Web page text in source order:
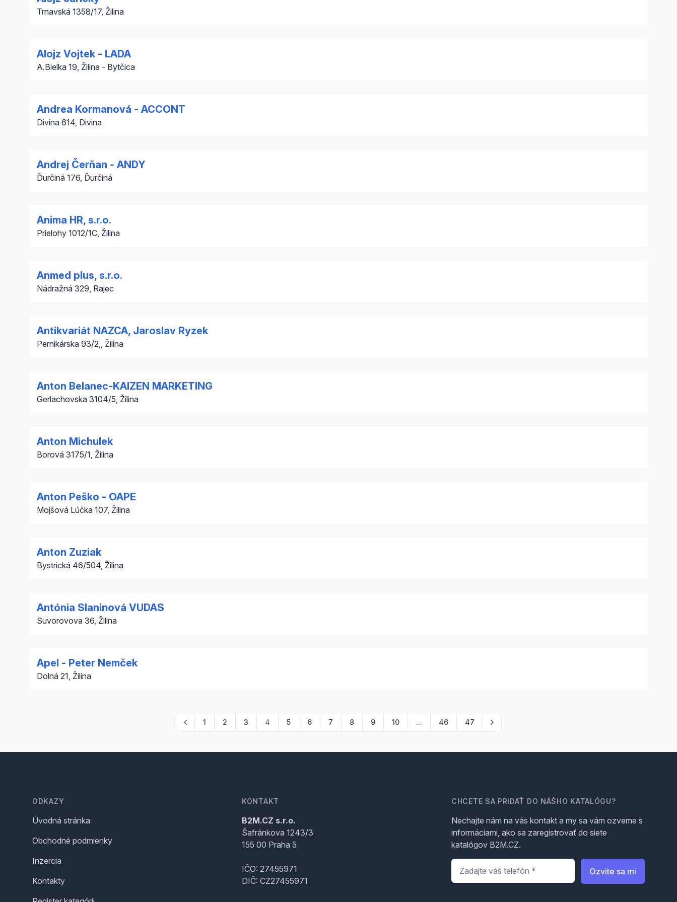
Trnavská 1358/17, Žilina
Alojz Vojtek - LADA
A.Bielka 19, Žilina - Bytčica
Andrea Kormanová - ACCONT
Divina 614, Divina
Andrej Čerňan - ANDY
Ďurčiná 176, Ďurčiná
Anima HR, s.r.o.
Prielohy 1012/1C, Žilina
Anmed plus, s.r.o.
Nádražná 329, Rajec
Antikvariát NAZCA, Jaroslav Ryzek
Pernikárska 93/2,, Žilina
Anton Belanec-KAIZEN MARKETING
Gerlachovska 3104/5, Žilina
Anton Michulek
Borová 3175/1, Žilina
Anton Peško - OAPE
Mojšová Lúčka 107, Žilina
Anton Zuziak
Bystrická 46/504, Žilina
Antónia Slaninová VUDAS
Suvorovova 36, Žilina
Apel - Peter Nemček
Dolná 21, Žilina
1 2 3 4 5 6 7 8 9 10 ... 46 47
ODKAZY
Úvodná stránka
Obchodné podmienky
Inzercia
Kontakty
KONTAKT
B2M.CZ s.r.o.
Šafránkova 1243/3
155 00 Praha 5
IČO: 27455971
DIČ: CZ27455971
CHCETE SA PRIDAŤ DO NÁŠHO KATALÓGU?
Nechajte nám na vás kontakt a my sa vám ozveme s
informáciami, ako sa zaregistrovať do siete
katalógov B2M.CZ.
Telefón
Ozvite sa mi